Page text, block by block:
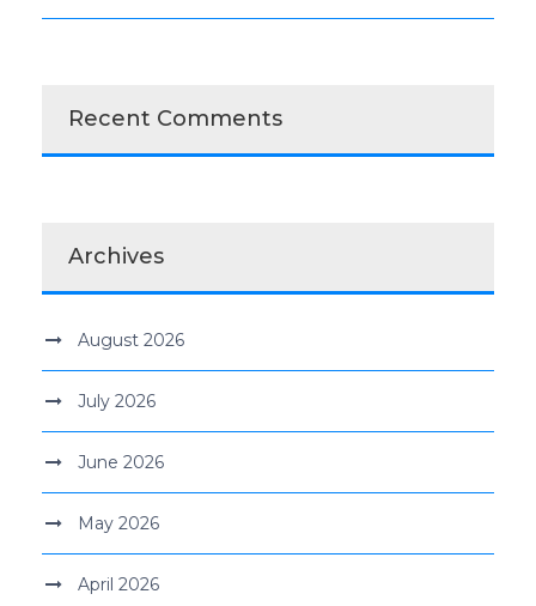
Recent Comments
Archives
August 2026
July 2026
June 2026
May 2026
April 2026